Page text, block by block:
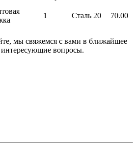
1 Сталь 20
70.00
мы свяжемся с вами в ближайшее
интересующие вопросы.